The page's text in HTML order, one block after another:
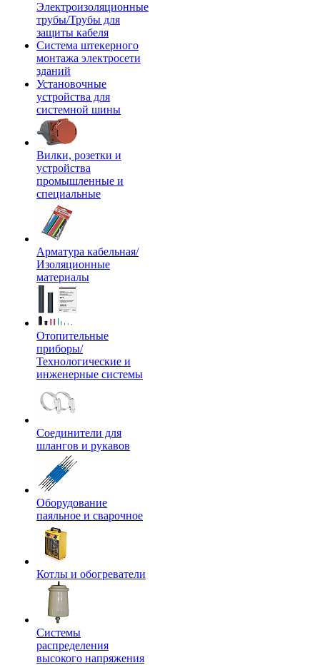
Электроизоляционные
трубы/Трубы для
защиты кабеля
Система штекерного
монтажа электросети
зданий
Установочные
устройства для
системной шины
Вилки, розетки и
устройства
промышленные и
специальные
Арматура кабельная/
Изоляционные
материалы
Отопительные
приборы/
Технологические и
инженерные системы
Соединители для
шлангов и рукавов
Оборудование
паяльное и сварочное
Котлы и обогреватели
Системы
распределения
высокого напряжения